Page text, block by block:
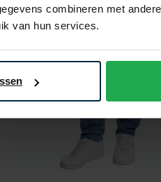
combineren met
van hun services.